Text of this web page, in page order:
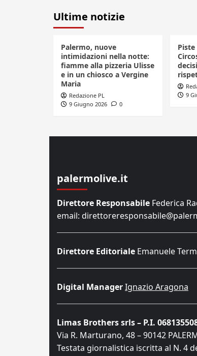
Ultime notizie
Palermo, nuove
intimidazioni nella notte:
fiamme alla pizzeria Ulisse
e in un chiosco a Vergine
Maria
Redazione PL
9 Giugno 2026
0
9
palermolive.it
Direttore Responsabile Federica
email:
Direttore Editoriale Emanuele
Digital ManagerIgnazio Aragona
Limas Brothers srls – P.I.
Via R. Marturano, 48 – 90142
Testata giornalistica iscritta al N. 4